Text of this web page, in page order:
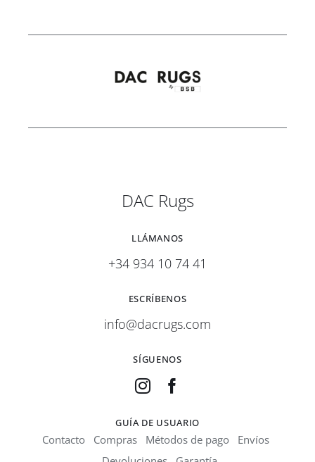
3.776,00
DAC Rugs
LLÁMANOS
+34 934 10 74 41
ESCRÍBENOS
info@dacrugs.com
SÍGUENOS
GUÍA DE USUARIO
Contacto Compras Métodos de pago
Envíos